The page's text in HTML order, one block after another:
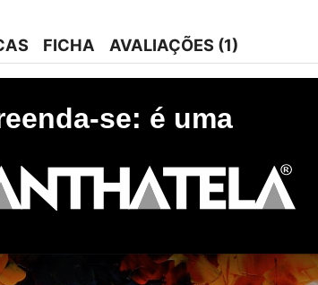
FICHA AVALIAÇÕES (1)
se: é uma